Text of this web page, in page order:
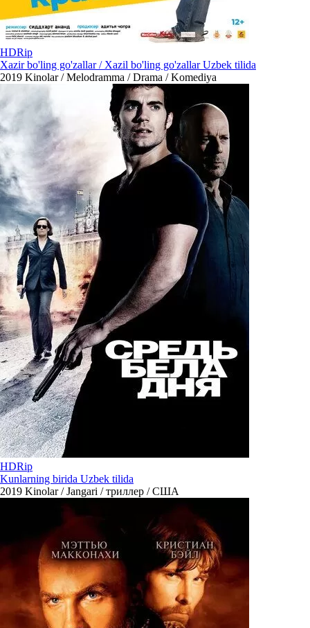
HDRip
Xazir bo'ling go'zallar / Xazil bo'ling go'zallar Uzbek tilida
2019 Kinolar / Melodramma / Drama / Komediya
HDRip
Kunlarning birida Uzbek tilida
2019 Kinolar / Jangari / триллер / США